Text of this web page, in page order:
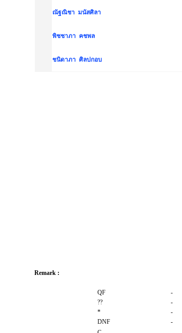
ณัฐณิชา มนัสศิลา
พิชชาภา คชพล
ชนิดาภา ศิลปกอบ
Remark :
QF -
??
-
*
-
DNF
-